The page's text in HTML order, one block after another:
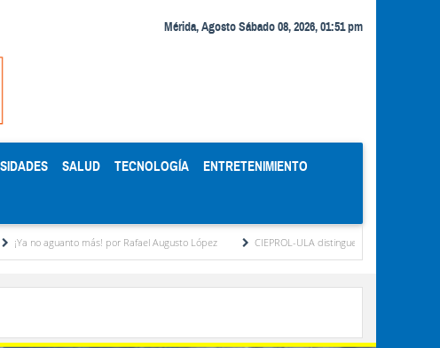
Mérida, Agosto Sábado 08, 2026, 01:51 pm
SALUD TECNOLOGÍA ENTRETENIMIENTO
más! por Rafael Augusto López CIEPROL-ULA distingue al municipio Zea como